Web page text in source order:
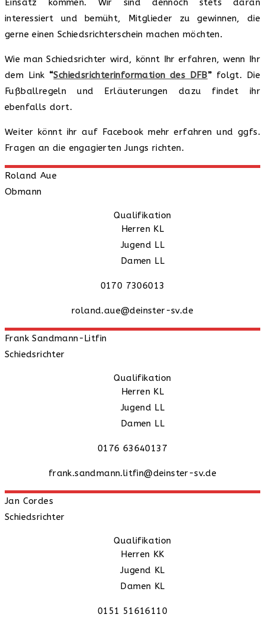
Einsatz kommen. Wir sind dennoch stets daran
interessiert und bemüht, Mitglieder zu gewinnen, die
gerne einen Schiedsrichterschein machen möchten.
Wie man Schiedsrichter wird, könnt Ihr erfahren, wenn Ihr
dem Link “Schiedsrichterinformation des DFB” folgt. Die
Fußballregeln und Erläuterungen dazu findet ihr
ebenfalls dort.
Weiter könnt ihr auf Facebook mehr erfahren und ggfs.
Fragen an die engagierten Jungs richten.
Roland Aue
Obmann
Qualifikation
Herren KL
Jugend LL
Damen LL
0170 7306013
roland.aue@deinster-sv.de
FrankSandmann-Litfin
Schiedsrichter
Qualifikation
Herren KL
Jugend LL
Damen LL
0176 63640137
frank.sandmann.litfin@deinster-sv.de
Jan Cordes
Schiedsrichter
Qualifikation
Herren KK
Jugend KL
Damen KL
0151 51616110